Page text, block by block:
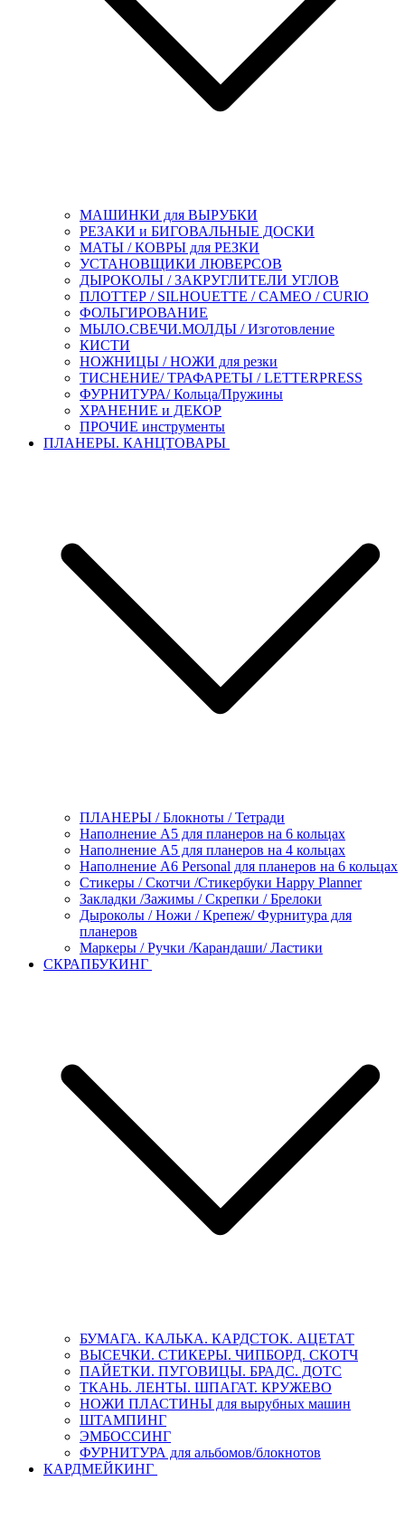
МАШИНКИ для ВЫРУБКИ
РЕЗАКИ и БИГОВАЛЬНЫЕ ДОСКИ
МАТЫ / КОВРЫ для РЕЗКИ
УСТАНОВЩИКИ ЛЮВЕРСОВ
ДЫРОКОЛЫ / ЗАКРУГЛИТЕЛИ УГЛОВ
ПЛОТТЕР / SILHOUETTE / CAMEO / CURIO
ФОЛЬГИРОВАНИЕ
МЫЛО.СВЕЧИ.МОЛДЫ / Изготовление
КИСТИ
НОЖНИЦЫ / НОЖИ для резки
ТИСНЕНИЕ/ ТРАФАРЕТЫ / LETTERPRESS
ФУРНИТУРА/ Кольца/Пружины
ХРАНЕНИЕ и ДЕКОР
ПРОЧИЕ инструменты
ПЛАНЕРЫ. КАНЦТОВАРЫ
ПЛАНЕРЫ / Блокноты / Тетради
Наполнение А5 для планеров на 6 кольцах
Наполнение А5 для планеров на 4 кольцах
Наполнение А6 Personal для планеров на 6 кольцах
Стикеры / Скотчи /Стикербуки Happy Planner
Закладки /Зажимы / Скрепки / Брелоки
Дыроколы / Ножи / Крепеж/ Фурнитура для
планеров
Маркеры / Ручки /Карандаши/ Ластики
СКРАПБУКИНГ
БУМАГА. КАЛЬКА. КАРДСТОК. АЦЕТАТ
ВЫСЕЧКИ. СТИКЕРЫ. ЧИПБОРД. СКОТЧ
ПАЙЕТКИ. ПУГОВИЦЫ. БРАДС. ДОТС
ТКАНЬ. ЛЕНТЫ. ШПАГАТ. КРУЖЕВО
НОЖИ ПЛАСТИНЫ для вырубных машин
ШТАМПИНГ
ЭМБОССИНГ
ФУРНИТУРА для альбомов/блокнотов
КАРДМЕЙКИНГ